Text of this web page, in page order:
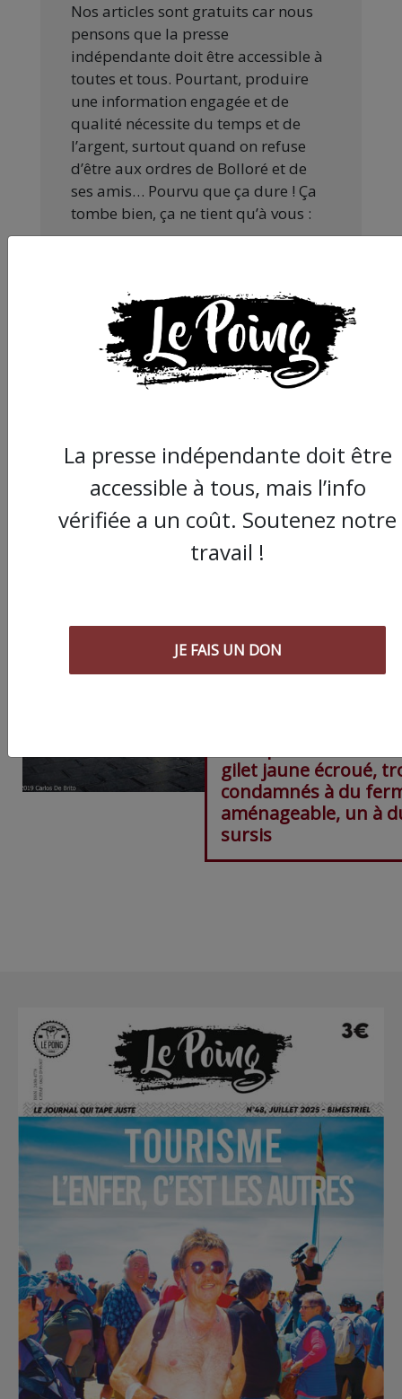
Nos articles sont gratuits car nous
pensons que la presse
indépendante doit être accessible à
toutes et tous. Pourtant, produire
une information engagée et de
qualité nécessite du temps et de
l’argent, surtout quand on refuse
d’être aux ordres de Bolloré et de
ses amis… Pourvu que ça dure ! Ça
tombe bien, ça ne tient qu’à vous :
ARTICLE SUIVANT :
gilet jaune écroué,
condamnés à du
aménageable, un à
sursis
La presse indépendante doit être
accessible à tous, mais l’info
vérifiée a un coût. Soutenez notre
travail !
JE FAIS UN DON